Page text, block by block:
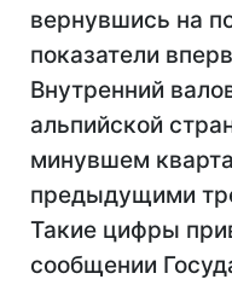
вернувшись на
показатели
Внутренний
альпийской
минувшем
предыдущими
Такие цифры
сообщении